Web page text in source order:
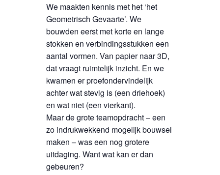
We maakten kennis met het ‘het
Geometrisch Gevaarte’. We
bouwden eerst met korte en lange
stokken en verbindingsstukken een
aantal vormen. Van papier naar 3D,
dat vraagt ruimtelijk inzicht. En we
kwamen er proefondervindelijk
achter wat stevig is (een driehoek)
en wat niet (een vierkant).
Maar de grote teamopdracht – een
zo indrukwekkend mogelijk bouwsel
maken – was een nog grotere
uitdaging. Want wat kan er dan
gebeuren?